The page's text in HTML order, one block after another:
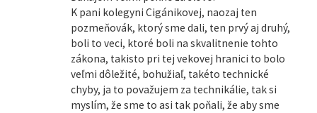
K pani kolegyni Cigánikovej, naozaj ten
pozmeňovák, ktorý sme dali, ten prvý aj druhý,
boli to veci, ktoré boli na skvalitnenie tohto
zákona, takisto pri tej vekovej hranici to bolo
veľmi dôležité, bohužiaľ, takéto technické
chyby, ja to považujem za technikálie, tak si
myslím, že sme to asi tak poňali, že aby sme